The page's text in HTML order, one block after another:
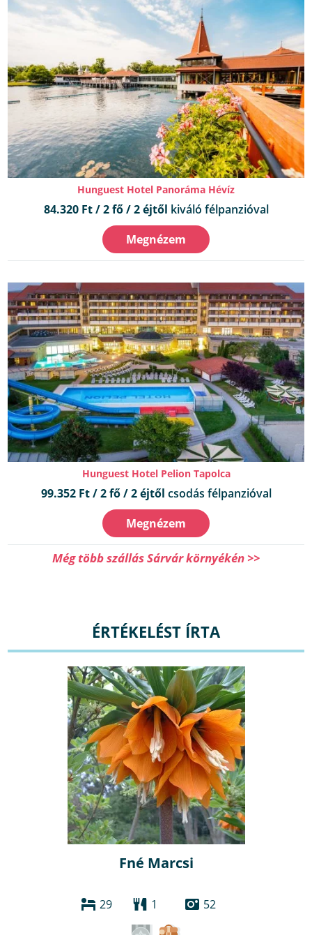
Hunguest Hotel Panoráma Hévíz
84.320 Ft / 2 fő / 2 éjtől kiváló félpanzióval
Megnézem
Hunguest Hotel Pelion Tapolca
99.352 Ft / 2 fő / 2 éjtől csodás félpanzióval
Megnézem
Még több szállás Sárvár környékén >>
ÉRTÉKELÉST ÍRTA
Fné Marcsi
29 1 52